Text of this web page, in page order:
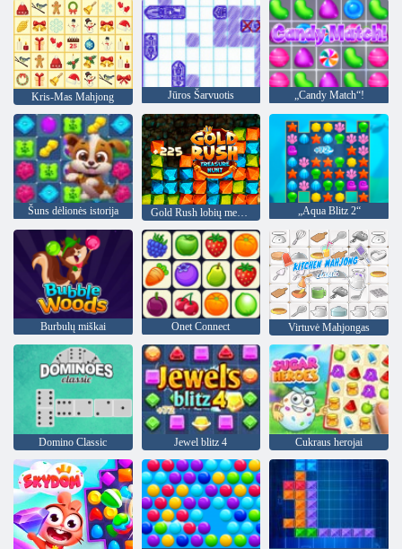
Kris-Mas Mahjong Jūros Šarvuotis „Candy Match“!
Šuns dėlionės istorija Gold Rush lobių medžioklė „Aqua Blitz 2“
Burbulų miškai Onet Connect Virtuvė Mahjongas
Domino Classic Jewel blitz 4 Cukraus herojai